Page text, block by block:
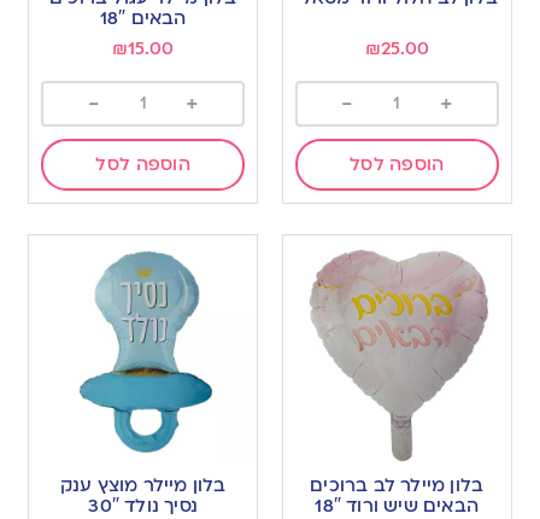
₪25.00
+
-
הוספה לסל
הבאים 18″
₪15.00
+
-
הוספה לסל
בלון מיילר לב ברוכים
הבאים שיש ורוד 18″
בלון מיילר מוצץ ענק
נסיך נולד 30″